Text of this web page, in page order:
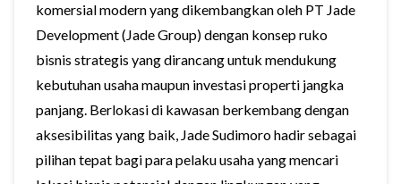
komersial modern yang dikembangkan oleh PT Jade
Development (Jade Group) dengan konsep ruko
bisnis strategis yang dirancang untuk mendukung
kebutuhan usaha maupun investasi properti jangka
panjang. Berlokasi di kawasan berkembang dengan
aksesibilitas yang baik, Jade Sudimoro hadir sebagai
pilihan tepat bagi para pelaku usaha yang mencari